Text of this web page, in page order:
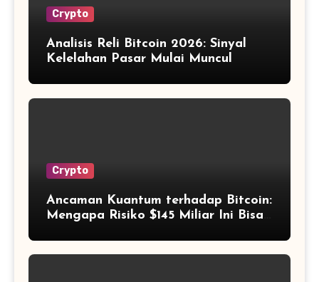
Crypto
Analisis Reli Bitcoin 2026: Sinyal
Kelelahan Pasar Mulai Muncul
Crypto
Ancaman Kuantum terhadap Bitcoin:
Mengapa Risiko $145 Miliar Ini Bisa